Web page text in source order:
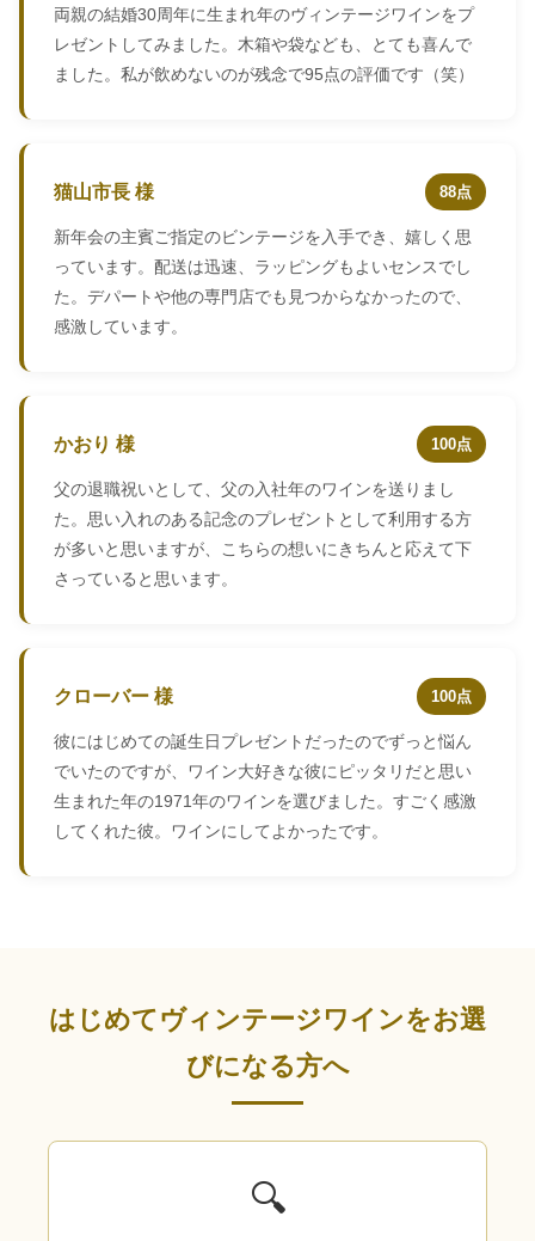
両親の結婚30周年に生まれ年のヴィンテージワインをプ
レゼントしてみました。木箱や袋なども、とても喜んで
ました。私が飲めないのが残念で95点の評価です（笑）
猫山市長 様 88点
新年会の主賓ご指定のビンテージを入手でき、嬉しく思
っています。配送は迅速、ラッピングもよいセンスでし
た。デパートや他の専門店でも見つからなかったので、
感激しています。
かおり 様 100点
父の退職祝いとして、父の入社年のワインを送りまし
た。思い入れのある記念のプレゼントとして利用する方
が多いと思いますが、こちらの想いにきちんと応えて下
さっていると思います。
クローバー 様 100点
彼にはじめての誕生日プレゼントだったのでずっと悩ん
でいたのですが、ワイン大好きな彼にピッタリだと思い
生まれた年の1971年のワインを選びました。すごく感激
してくれた彼。ワインにしてよかったです。
はじめてヴィンテージワインをお選
びになる方へ
🔍